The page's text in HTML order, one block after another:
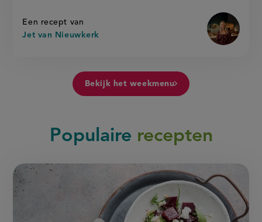
Een recept van
Jet van Nieuwkerk
Bekijk het weekmenu
Populaire recepten